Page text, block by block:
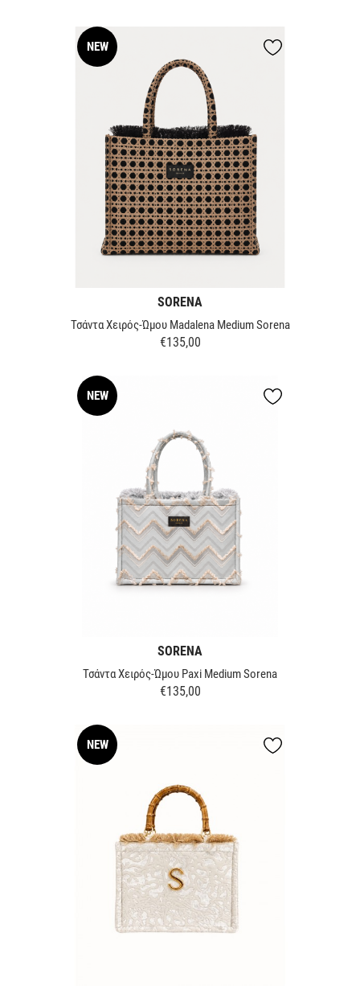
NEW
SORENA
Τσάντα Χειρός-Ώμου Madalena Medium Sorena
Τιμή
€135,00
NEW
SORENA
Τσάντα Χειρός-Ώμου Paxi Medium Sorena
Τιμή
€135,00
NEW